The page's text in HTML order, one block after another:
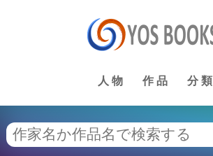
人物 作品 分類